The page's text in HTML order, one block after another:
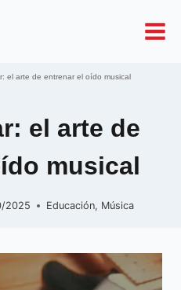
el arte de entrenar el oído musical
el arte de
musical
2025 Educación, Música